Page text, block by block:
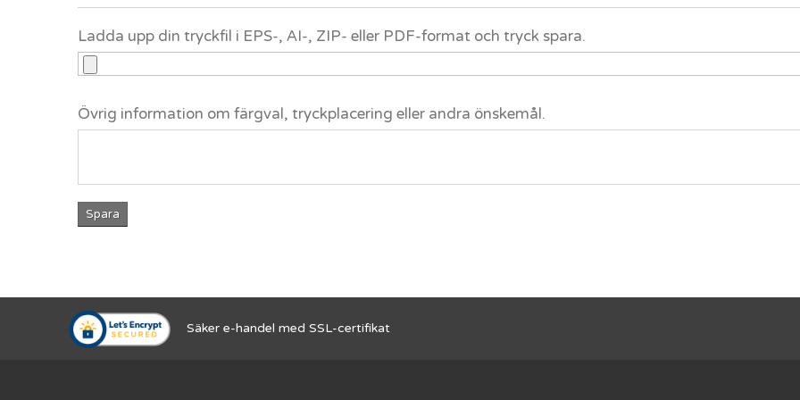
Ladda upp din tryckfil i EPS-, AI-, ZIP- eller PDF-format och tryck spara.
Övrig information om färgval, tryckplacering eller andra önskemål.
Spara
Säker e-handel med SSL-certifikat